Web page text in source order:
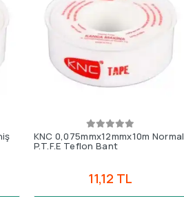
KNC 0,075mmx12mmx10m Normal
P.T.F.E Teflon Bant
11,12 TL